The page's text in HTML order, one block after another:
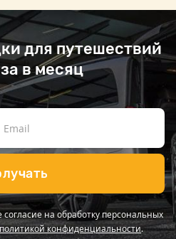
для путешествий
в месяц
на обработку персональных
политикой конфиденциальности.